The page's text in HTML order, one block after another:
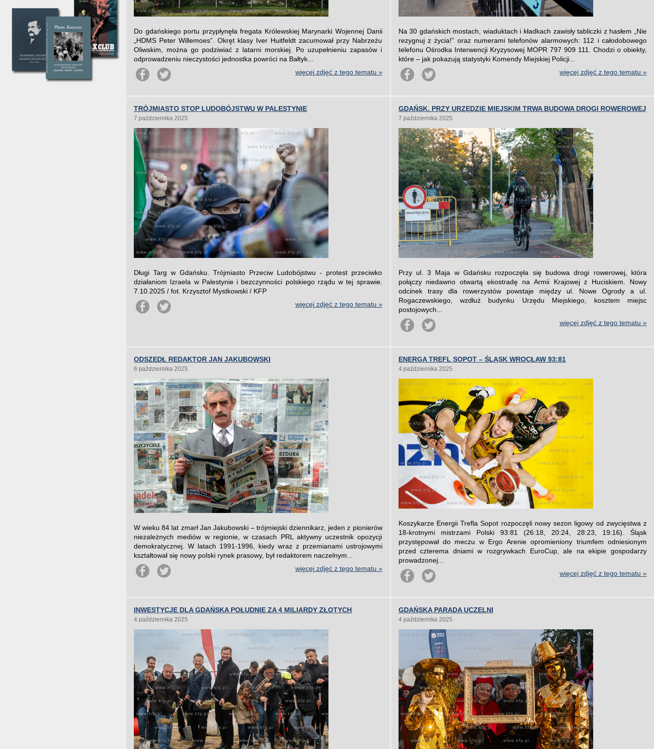
Do gdańskiego portu przypłynęła fregata Królewskiej Marynarki Wojennej Danii
„HDMS Peter Willemoes”. Okręt klasy Iver Huitfeldt zacumował przy Nabrzeżu
Oliwskim, można go podziwiać z latarni morskiej. Po uzupełnieniu zapasów i
odprowadzeniu nieczystości jednostka powróci na Bałtyk...
więcej zdjęć z tego tematu »
Na 30 gdańskich mostach, wiaduktach i kładkach zawisły tabliczki z hasłem „Nie
rezygnuj z życia!” oraz numerami telefonów alarmowych: 112 i całodobowego
telefonu Ośrodka Interwencji Kryzysowej MOPR 797 909 111. Chodzi o obiekty,
które – jak pokazują statystyki Komendy Miejskiej Policji...
więcej zdjęć z tego tematu »
TRÓJMIASTO STOP LUDOBÓJSTWU W PALESTYNIE
7 października 2025
Długi Targ w Gdańsku. Trójmiasto Przeciw Ludobójstwu - protest przeciwko
działaniom Izraela w Palestynie i bezczynności polskiego rządu w tej sprawie.
7.10.2025 / fot. Krzysztof Mystkowski / KFP
więcej zdjęć z tego tematu »
GDAŃSK. PRZY URZĘDZIE MIEJSKIM TRWA BUDOWA DROGI ROWEROWEJ
7 października 2025
Przy ul. 3 Maja w Gdańsku rozpoczęła się budowa drogi rowerowej, która
połączy niedawno otwartą ekostradę na Armii Krajowej z Huciskiem. Nowy
odcinek trasy dla rowerzystów powstaje między ul. Nowe Ogrody a ul.
Rogaczewskiego, wzdłuż budynku Urzędu Miejskiego, kosztem miejsc
postojowych...
więcej zdjęć z tego tematu »
ODSZEDŁ REDAKTOR JAN JAKUBOWSKI
6 października 2025
W wieku 84 lat zmarł Jan Jakubowski – trójmiejski dziennikarz, jeden z pionierów
niezależnych mediów w regionie, w czasach PRL aktywny uczestnik opozycji
demokratycznej. W latach 1991-1996, kiedy wraz z przemianami ustrojowymi
kształtował się nowy polski rynek prasowy, był redaktorem naczelnym...
więcej zdjęć z tego tematu »
ENERGA TREFL SOPOT – ŚLĄSK WROCŁAW 93:81
4 października 2025
Koszykarze Energii Trefla Sopot rozpoczęli nowy sezon ligowy od zwycięstwa z
18-krotnymi mistrzami Polski 93:81 (26:18, 20:24, 28:23, 19:16). Śląsk
przystępował do meczu w Ergo Arenie opromieniony triumfem odniesionym
przed czterema dniami w rozgrywkach EuroCup, ale na ekipie gospodarzy
prowadzonej...
więcej zdjęć z tego tematu »
INWESTYCJE DLA GDAŃSKA POŁUDNIE ZA 4 MILIARDY ZŁOTYCH
4 października 2025
GDAŃSKA PARADA UCZELNI
4 października 2025